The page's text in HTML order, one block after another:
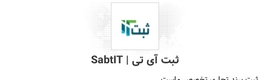
ثبت آی تی | SabtIT